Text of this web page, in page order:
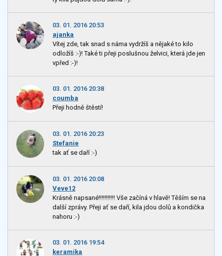
03. 01. 2016 20:53
ajanka
Vítej zde, tak snad s náma vydržíš a nějaké to kilo
odložíš :-)! Také ti přeji poslušnou želvici, která jde jen
vpřed :-)!
03. 01. 2016 20:38
coumba
Přeji hodně štěstí!
03. 01. 2016 20:23
Stefanie
tak ať se daří :-)
03. 01. 2016 20:08
Veve12
Krásně napsané!!!!!!!!!!! Vše začíná v hlavě! Těším se na
další zprávy. Přeji ať se daří, kila jdou dolů a kondička
nahoru :-)
03. 01. 2016 19:54
keramika